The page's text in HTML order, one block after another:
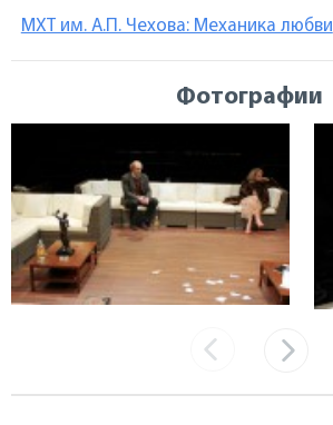
МХТ им. А.П. Чехова: Механика любви
Фотографии